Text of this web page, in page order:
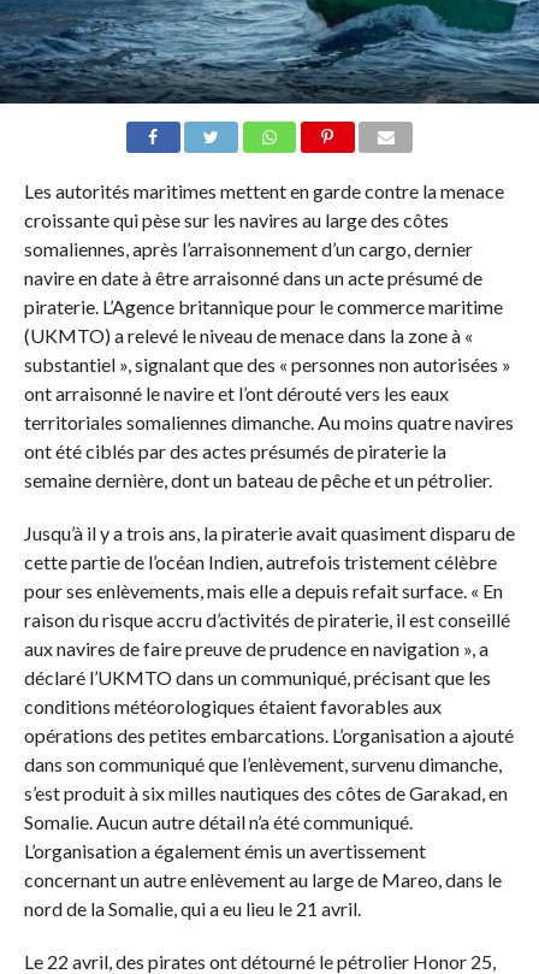
Les autorités maritimes mettent en garde contre la menace
croissante qui pèse sur les navires au large des côtes
somaliennes, après l’arraisonnement d’un cargo, dernier
navire en date à être arraisonné dans un acte présumé de
piraterie. L’Agence britannique pour le commerce maritime
(UKMTO) a relevé le niveau de menace dans la zone à «
substantiel », signalant que des « personnes non autorisées »
ont arraisonné le navire et l’ont dérouté vers les eaux
territoriales somaliennes dimanche. Au moins quatre navires
ont été ciblés par des actes présumés de piraterie la
semaine dernière, dont un bateau de pêche et un pétrolier.
Jusqu’à il y a trois ans, la piraterie avait quasiment disparu de
cette partie de l’océan Indien, autrefois tristement célèbre
pour ses enlèvements, mais elle a depuis refait surface. « En
raison du risque accru d’activités de piraterie, il est conseillé
aux navires de faire preuve de prudence en navigation », a
déclaré l’UKMTO dans un communiqué, précisant que les
conditions météorologiques étaient favorables aux
opérations des petites embarcations. L’organisation a ajouté
dans son communiqué que l’enlèvement, survenu dimanche,
s’est produit à six milles nautiques des côtes de Garakad, en
Somalie. Aucun autre détail n’a été communiqué.
L’organisation a également émis un avertissement
concernant un autre enlèvement au large de Mareo, dans le
nord de la Somalie, qui a eu lieu le 21 avril.
Le 22 avril, des pirates ont détourné le pétrolier Honor 25,